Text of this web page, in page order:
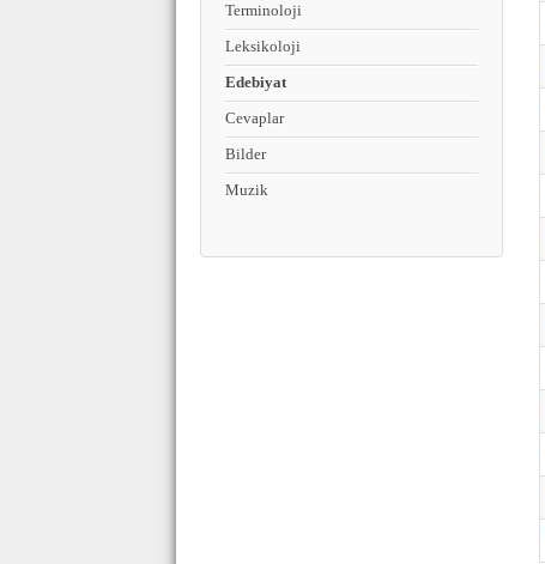
Terminoloji
Leksikoloji
Edebiyat
Cevaplar
Bilder
Muzik